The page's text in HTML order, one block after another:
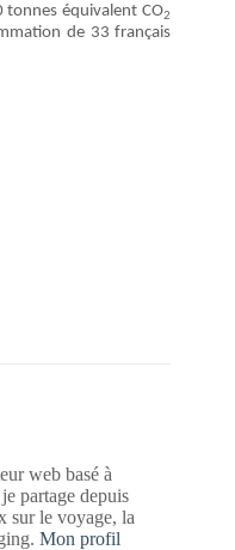
équivalent CO2
de 33 français
web basé à
partage depuis
sur le voyage, la
Mon profil